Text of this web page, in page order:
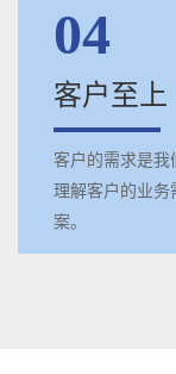
04
客户至上
客户的需求是我
理解客户的业务
案。